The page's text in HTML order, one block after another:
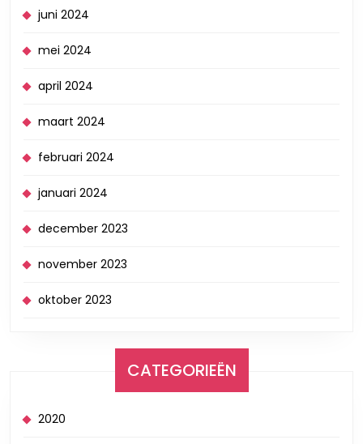
juni 2024
mei 2024
april 2024
maart 2024
februari 2024
januari 2024
december 2023
november 2023
oktober 2023
CATEGORIEËN
2020